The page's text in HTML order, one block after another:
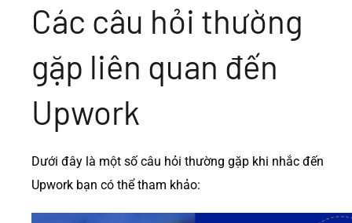
Các câu hỏi thường
gặp liên quan đến
Upwork
Dưới đây là một số câu hỏi thường gặp khi nhắc đến
Upwork bạn có thể tham khảo: